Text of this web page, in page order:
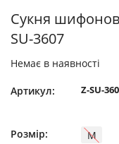
Сукня
SU-3607
Немає в наявності
Артикул: Z-SU-
Розмір: M